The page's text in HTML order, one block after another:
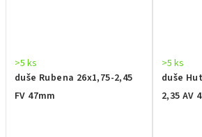
duše Rubena 26x1,75-2,45
FV 47mm
>5 ks
duše
2,35 AV
>5 ks